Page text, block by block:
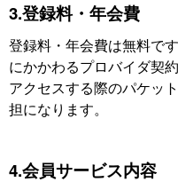
3.登録料・年会費
登録料・年会費は無料で
にかかわるプロバイダ契
アクセスする際のパケッ
担になります。
4.会員サービス内容